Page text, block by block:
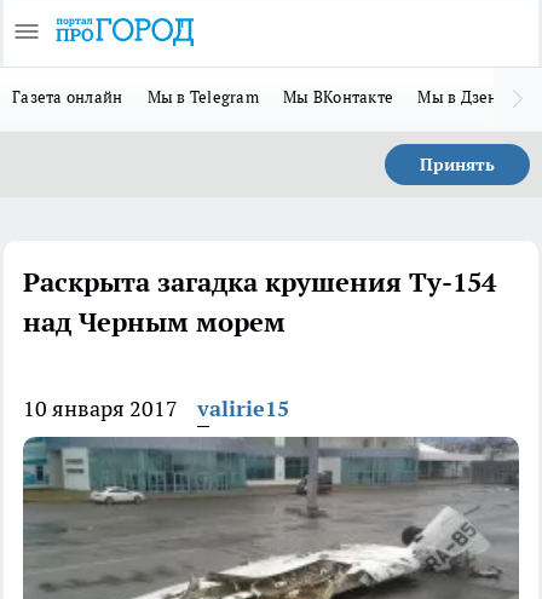
Газета онлайн Мы в Telegram Мы ВКонтакте Мы в Дзене
Принять
Раскрыта загадка крушения Ту-154
над Черным морем
10 января 2017 valirie15